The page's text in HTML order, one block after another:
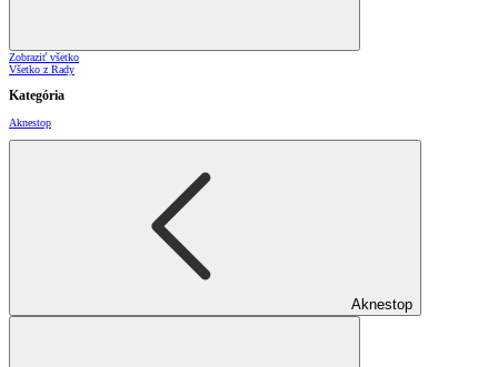
Zobraziť všetko
Všetko z Rady
Kategória
Aknestop
Aknestop